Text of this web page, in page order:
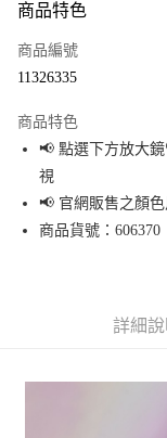
信用卡一次付款
Apple Pay
街口支付
悠遊付
商品特色
商品編號
11326335
商品特色
📢 點選下方放大
視
📢 官網販售之顏
商品貨號：606370
詳細說